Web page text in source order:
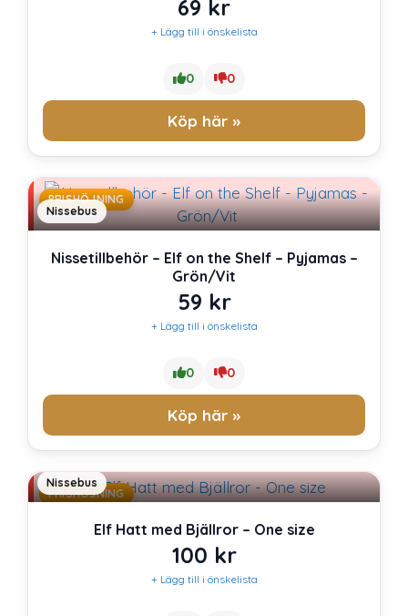
69 kr
+ Lägg till i önskelista
0 0
Köp här »
PRISHÖJNING
Nissebus
Nissetillbehör – Elf on the Shelf – Pyjamas –
Grön/Vit
59 kr
+ Lägg till i önskelista
0 0
Köp här »
PRISHÖJNING
Nissebus
Elf Hatt med Bjällror – One size
100 kr
+ Lägg till i önskelista